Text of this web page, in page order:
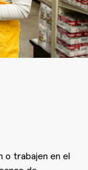
o trabajen en el